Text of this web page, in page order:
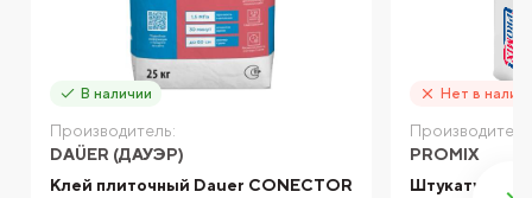
В наличии
Производитель:
DAÜER (ДАУЭР)
Клей плиточный Dauer CONECTOR
Нет в
PROMIX
Штукатурно-